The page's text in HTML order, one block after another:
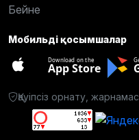
Бейне
Мобильді қосымшалар
Download on the
App Store
Қауіпсіз орнату,